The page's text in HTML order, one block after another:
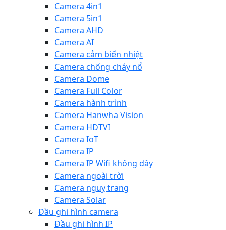
Camera 4in1
Camera 5in1
Camera AHD
Camera AI
Camera cảm biến nhiệt
Camera chống cháy nổ
Camera Dome
Camera Full Color
Camera hành trình
Camera Hanwha Vision
Camera HDTVI
Camera IoT
Camera IP
Camera IP Wifi không dây
Camera ngoài trời
Camera nguỵ trang
Camera Solar
Đầu ghi hình camera
Đầu ghi hình IP